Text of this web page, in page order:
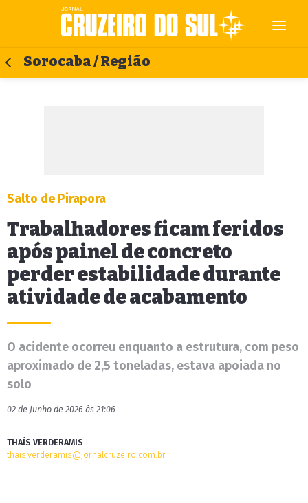
Sorocaba / Região
Salto de Pirapora
Trabalhadores ficam feridos
após painel de concreto
perder estabilidade durante
atividade de acabamento
O acidente ocorreu enquanto a estrutura, com peso
aproximado de 2,5 toneladas, estava apoiada no
solo
02 de Junho de 2026 às 21:06
THAÍS VERDERAMIS
thais.verderamis@jornalcruzeiro.com.br